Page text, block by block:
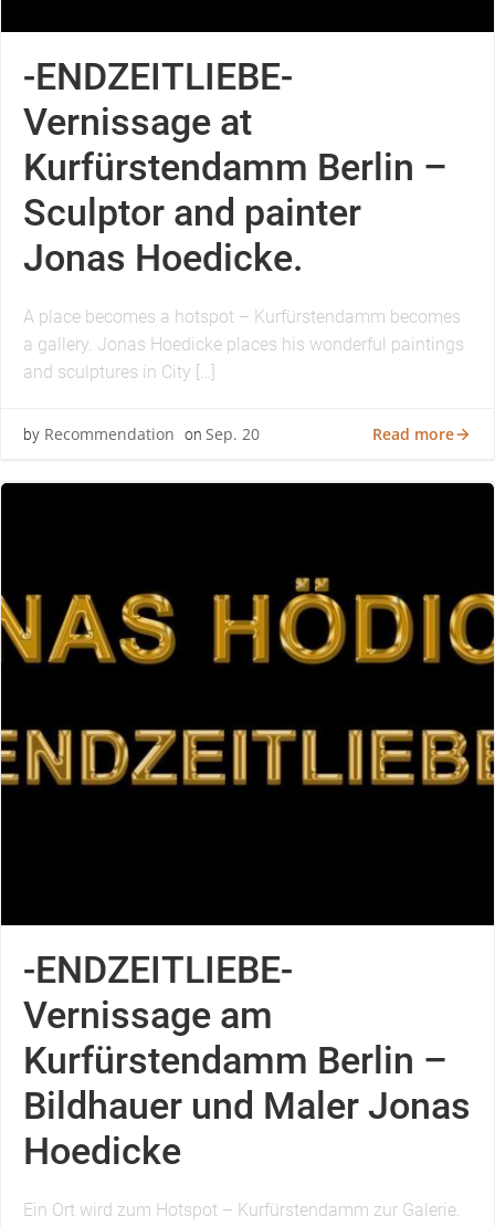
-ENDZEITLIEBE-
Vernissage at
Kurfürstendamm Berlin –
Sculptor and painter
Jonas Hoedicke.
A place becomes a hotspot – Kurfürstendamm becomes
a gallery. Jonas Hoedicke places his wonderful paintings
and sculptures in City […]
by Recommendation on Sep. 20 Read more
-ENDZEITLIEBE-
Vernissage am
Kurfürstendamm Berlin –
Bildhauer und Maler Jonas
Hoedicke
Ein Ort wird zum Hotspot – Kurfürstendamm zur Galerie.